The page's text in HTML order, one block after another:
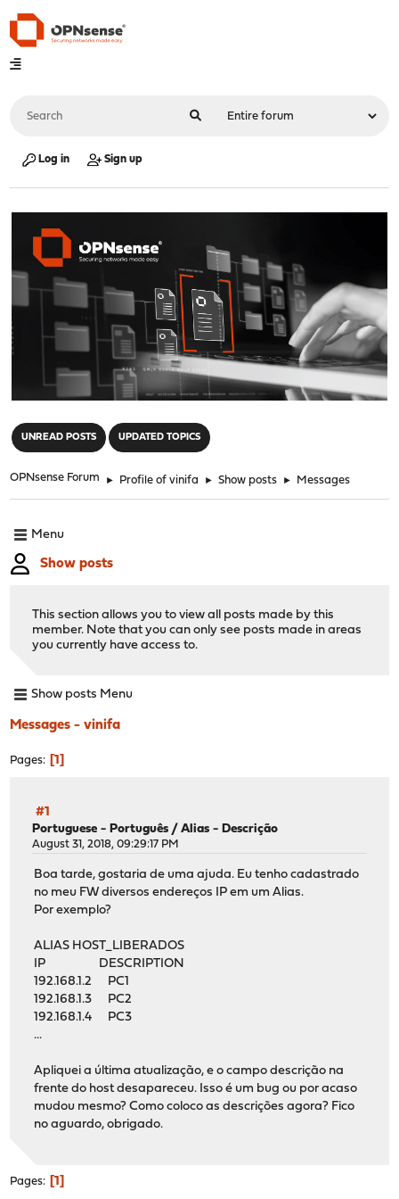
Log in Sign up
UNREAD POSTS UPDATED TOPICS
OPNsense Forum ► Profile of vinifa ► Show posts ► Messages
Menu
Show posts
This section allows you to view all posts made by this
member. Note that you can only see posts made in areas
you currently have access to.
Show posts Menu
Messages - vinifa
Pages 1
#1
Portuguese - Português /Alias - Descrição
August 31, 2018, 09:29:17 PM
Boa tarde, gostaria de uma ajuda. Eu tenho cadastrado
no meu FW diversos endereços IP em um Alias.
Por exemplo?
ALIAS HOST_LIBERADOS
IP DESCRIPTION
192.168.1.2 PC1
192.168.1.3 PC2
192.168.1.4 PC3
...
Apliquei a última atualização, e o campo descrição na
frente do host desapareceu. Isso é um bug ou por acaso
mudou mesmo? Como coloco as descrições agora? Fico
no aguardo, obrigado.
Pages 1